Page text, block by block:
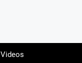
Videos